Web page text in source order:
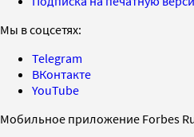
Мы в соцсетях:
Telegram
ВКонтакте
YouTube
Мобильное приложение Forbes